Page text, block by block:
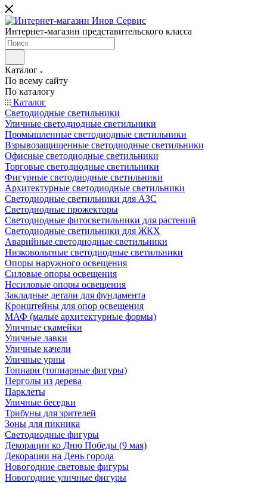
Интернет-магазин представительского класса
Каталог
По всему сайту
По каталогу
Каталог
Светодиодные светильники
Уличные светодиодные светильники
Промышленные светодиодные светильники
Взрывозащищенные светодиодные светильники
Офисные светодиодные светильники
Торговые светодиодные светильники
Фигурные светодиодные светильники
Архитектурные светодиодные светильники
Светодиодные светильники для АЗС
Светодиодные прожекторы
Светодиодные фитосветильники для растений
Светодиодные светильники для ЖКХ
Аварийные светодиодные светильники
Низковольтные светодиодные светильники
Опоры наружного освещения
Силовые опоры освещения
Несиловые опоры освещения
Закладные детали для фундамента
Кронштейны для опор освещения
МАФ (малые архитектурные формы)
Уличные скамейки
Уличные лавки
Уличные качели
Уличные урны
Топиари (топиарные фигуры)
Перголы из дерева
Парклеты
Уличные беседки
Трибуны для зрителей
Зоны для пикника
Светодиодные фигуры
Декорации ко Дню Победы (9 мая)
Декорации на День города
Новогодние световые фигуры
Новогодние уличные фигуры